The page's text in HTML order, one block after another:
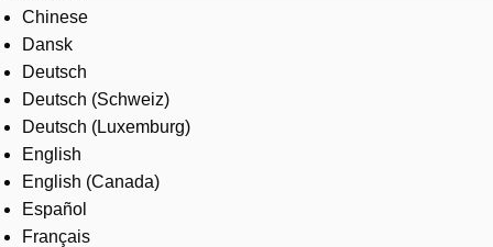
Industries
Services
About us
Where to buy
Contact us
Careers
Chinese
Dansk
Deutsch
Deutsch (Schweiz)
Deutsch (Luxemburg)
English
English (Canada)
Español
Français